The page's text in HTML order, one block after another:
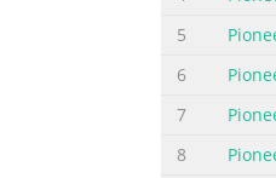
right to
manual
5
6
7
8